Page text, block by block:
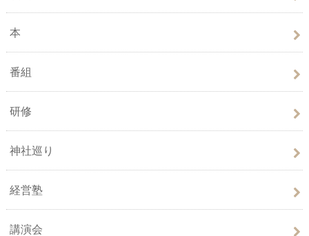
本
番組
研修
神社巡り
経営塾
講演会